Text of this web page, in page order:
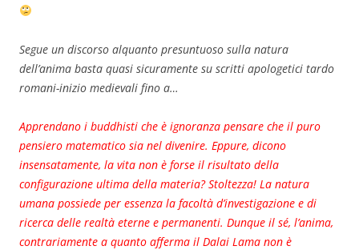
Segue un discorso alquanto presuntuoso sulla natura
dell’anima basta quasi sicuramente su scritti apologetici tardo
romani-inizio medievali fino a…
Apprendano i buddhisti che è ignoranza pensare che il puro
pensiero matematico sia nel divenire. Eppure, dicono
insensatamente, la vita non è forse il risultato della
configurazione ultima della materia? Stoltezza! La natura
umana possiede per essenza la facoltà d’investigazione e di
ricerca delle realtà eterne e permanenti. Dunque il sé, l’anima,
contrariamente a quanto afferma il Dalai Lama non è